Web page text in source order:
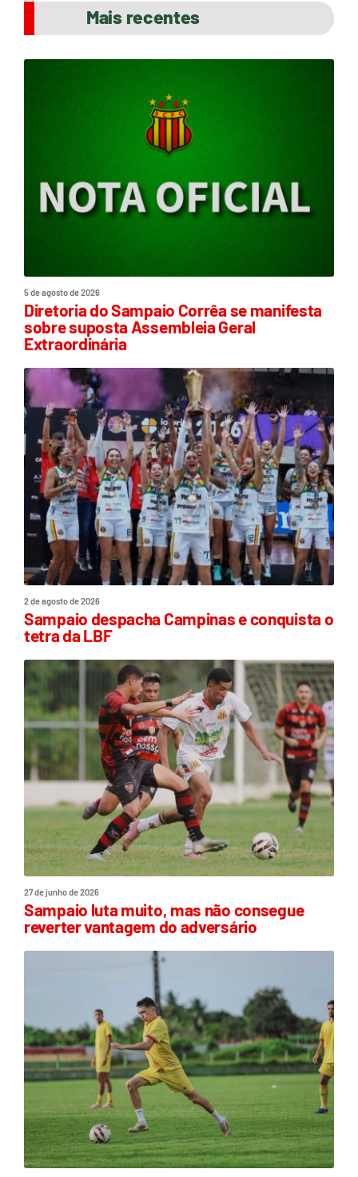
Mais recentes
5 de agosto de 2026
Diretoria do Sampaio Corrêa se manifesta
sobre suposta Assembleia Geral
Extraordinária
2 de agosto de 2026
Sampaio despacha Campinas e conquista o
tetra da LBF
27 de junho de 2026
Sampaio luta muito, mas não consegue
reverter vantagem do adversário